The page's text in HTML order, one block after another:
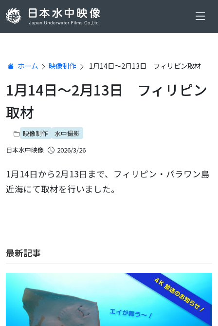
ホーム 映像制作 1月14日～2月13日 フィリピン取材
1月14日～2月13日 フィリピン
取材
映像制作
水中撮影
日本水中映像
2026/3/26
1月14日から2月13日まで、フィリピン・パラワン島
近海にて取材を行いました。
最新記事